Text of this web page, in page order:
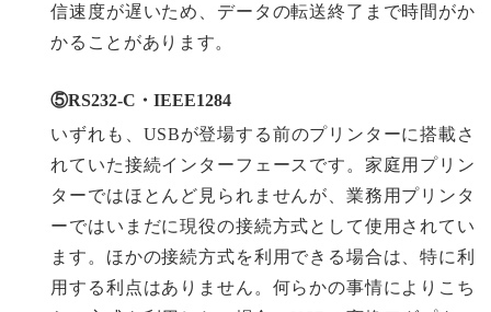
信速度が遅いため、データの転送終了まで時間がか
かることがあります。
⑤RS232-C・IEEE1284
いずれも、USBが登場する前のプリンターに搭載さ
れていた接続インターフェースです。家庭用プリン
ターではほとんど見られませんが、業務用プリンタ
ーではいまだに現役の接続方式として使用されてい
ます。ほかの接続方式を利用できる場合は、特に利
用する利点はありません。何らかの事情によりこち